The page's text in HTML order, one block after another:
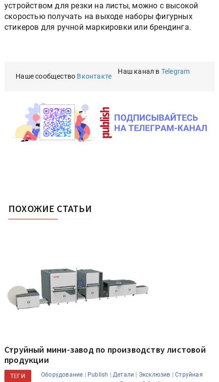
устройством для резки на листы, можно с высокой
скоростью получать на выходе наборы фигурных
стикеров для ручной маркировки или брендинга.
Наше сообщество Вконтакте
Наш канал в Telegram
ПОХОЖИЕ СТАТЬИ
Струйный мини-завод по производству листовой
продукции
ТЕГИ Оборудование | Publish |Детали | Эксклюзив |Струйная